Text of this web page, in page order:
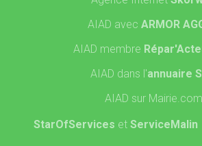
AIAD avec ARMOR
AIAD membre
AIAD dans l'annuaire
AIAD sur Mairie.com
StarOfServices et ServiceMalin